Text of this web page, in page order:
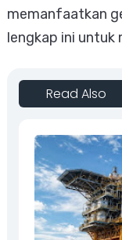
memanfaatkan
lengkap ini untuk
Read Also